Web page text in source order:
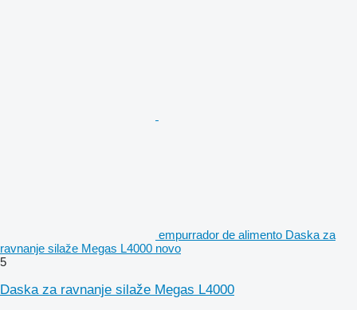
empurrador de alimento Daska za
ravnanje silaže Megas L4000 novo
5
Daska za ravnanje silaže Megas L4000